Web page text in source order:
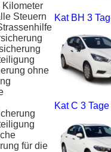
Kilometer
Steuern
ohne
für die
Kat BH 3
Kat C 3 Tage